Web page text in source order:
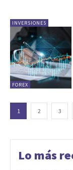
INVERSIONES
FOREX
1 2 3
Lo más